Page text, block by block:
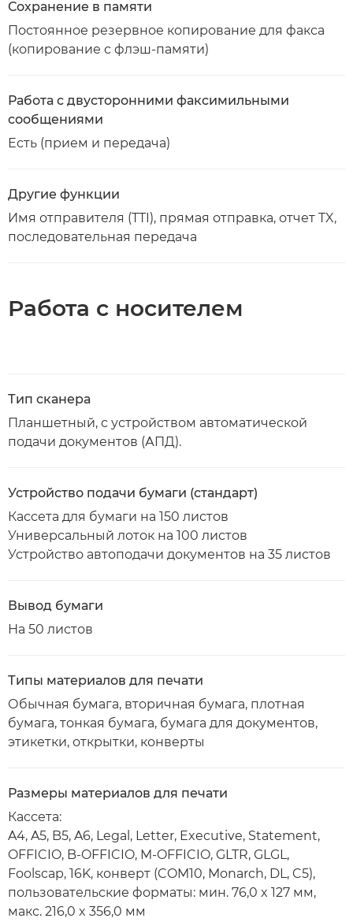
Сохранение в памяти
Постоянное резервное копирование для факса
(копирование с флэш-памяти)
Работа с двусторонними факсимильными
сообщениями
Есть (прием и передача)
Другие функции
Имя отправителя (TTI), прямая отправка, отчет TX,
последовательная передача
Работа с носителем
Тип сканера
Планшетный, с устройством автоматической
подачи документов (АПД).
Устройство подачи бумаги (стандарт)
Кассета для бумаги на 150 листов
Универсальный лоток на 100 листов
Устройство автоподачи документов на 35 листов
Вывод бумаги
На 50 листов
Типы материалов для печати
Обычная бумага, вторичная бумага, плотная
бумага, тонкая бумага, бумага для документов,
этикетки, открытки, конверты
Размеры материалов для печати
Кассета:
A4, A5, B5, A6, Legal, Letter, Executive, Statement,
OFFICIO, B-OFFICIO, M-OFFICIO, GLTR, GLGL,
Foolscap, 16K, конверт (COM10, Monarch, DL, C5),
пользовательские форматы: мин. 76,0 x 127 мм,
макс. 216,0 x 356,0 мм